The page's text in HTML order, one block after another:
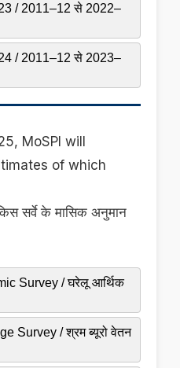
/ 2011–12 से 2022–
/ 2011–12 से 2023–
MoSPI will
of which
सर्वे के मासिक अनुमान
Survey / घरेलू आर्थिक
Survey / श्रम ब्यूरो वेतन